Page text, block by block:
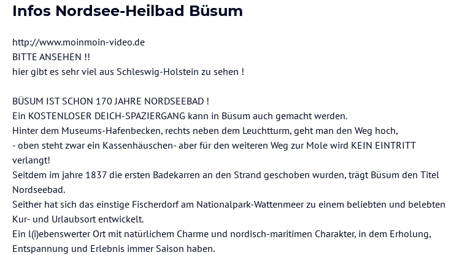
Infos Nordsee-Heilbad Büsum
http://www.moinmoin-video.de
BITTE ANSEHEN !!
hier gibt es sehr viel aus Schleswig-Holstein zu sehen !
BÜSUM IST SCHON 170 JAHRE NORDSEEBAD !
Ein KOSTENLOSER DEICH-SPAZIERGANG kann in Büsum auch gemacht werden.
Hinter dem Museums-Hafenbecken, rechts neben dem Leuchtturm, geht man den Weg hoch,
- oben steht zwar ein Kassenhäuschen- aber für den weiteren Weg zur Mole wird KEIN EINTRITT
verlangt!
Seitdem im jahre 1837 die ersten Badekarren an den Strand geschoben wurden, trägt Büsum den Titel
Nordseebad.
Seither hat sich das einstige Fischerdorf am Nationalpark-Wattenmeer zu einem beliebten und belebten
Kur- und Urlaubsort entwickelt.
Ein l(i)ebenswerter Ort mit natürlichem Charme und nordisch-maritimen Charakter, in dem Erholung,
Entspannung und Erlebnis immer Saison haben.